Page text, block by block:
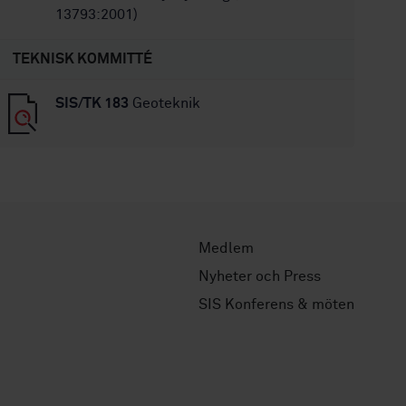
13793:2001)
TEKNISK KOMMITTÉ
SIS/TK 183 Geoteknik
Medlem
Nyheter och Press
SIS Konferens & möten